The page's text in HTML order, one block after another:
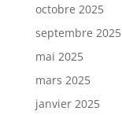
octobre 2025
septembre 2025
mai 2025
mars 2025
janvier 2025